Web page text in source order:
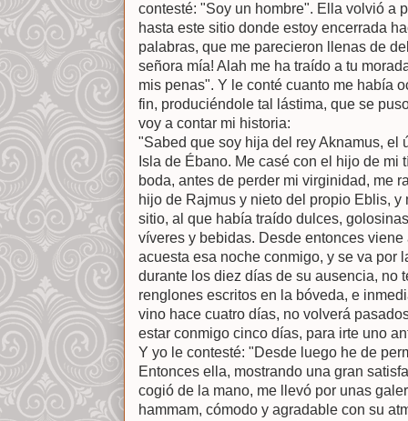
contesté: "Soy un hombre". Ella volvió a
hasta este sitio donde estoy encerrada
palabras, que me parecieron llenas de
señora mía! Alah me ha traído a tu
mis penas". Y le conté cuanto me había
fin, produciéndole tal lástima, que se
voy a contar mi historia:
"Sabed que soy hija del rey Aknamus, el
Isla de Ébano. Me casé con el hijo de mi
boda, antes de perder mi virginidad, me
hijo de Rajmus y nieto del propio Eblis,
sitio, al que había traído dulces,
víveres y bebidas. Desde entonces
acuesta esa noche conmigo, y se va por
durante los diez días de su ausencia, no
renglones escritos en la bóveda, e
vino hace cuatro días, no volverá
estar conmigo cinco días, para irte uno
Y yo le contesté: "Desde luego he de
Entonces ella, mostrando una gran
cogió de la mano, me llevó por unas
hammam, cómodo y agradable con su